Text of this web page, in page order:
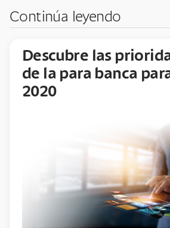
Continúa leyendo
Descubre las
de la para banca
2020